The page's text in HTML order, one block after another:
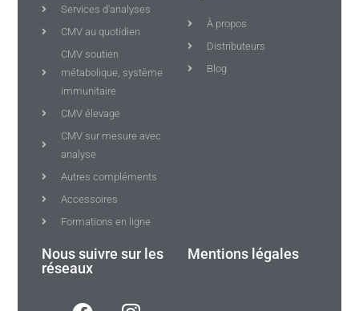
Services d'analyses
CMV au quotidien
CMV soutien
métabolique, système
immunitaire
CMV élevage
CMV sur mesure avec
analyse
Autres compléments
Accessoires
Formations en ligne
À propos
Distributeurs
Blog
Nous suivre sur les
réseaux
Mentions légales